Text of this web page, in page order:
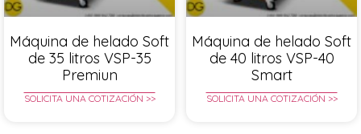
Máquina de helado Soft
de 35 litros VSP-35
Premiun
SOLICITA UNA COTIZACIÓN >>
Máquina de helado Soft
de 40 litros VSP-40
Smart
SOLICITA UNA COTIZACIÓN >>